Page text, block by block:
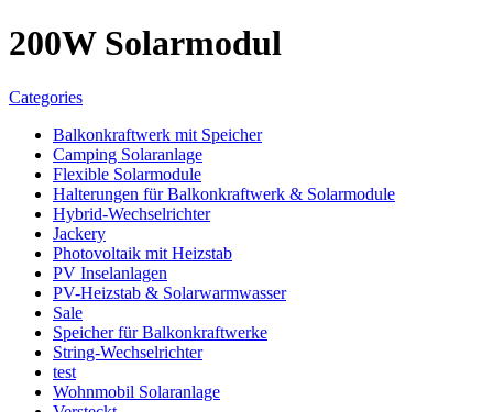
200W Solarmodul
Categories
Balkonkraftwerk mit Speicher
Camping Solaranlage
Flexible Solarmodule
Halterungen für Balkonkraftwerk & Solarmodule
Hybrid-Wechselrichter
Jackery
Photovoltaik mit Heizstab
PV Inselanlagen
PV-Heizstab & Solarwarmwasser
Sale
Speicher für Balkonkraftwerke
String-Wechselrichter
test
Wohnmobil Solaranlage